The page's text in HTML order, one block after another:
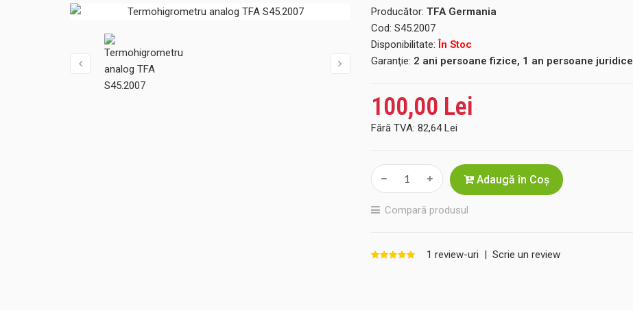
Producător: TFA Germania
Cod: S45.2007
Disponibilitate: În Stoc
Garanţie: 2 ani persoane fizice, 1 an persoane juridice
100,00 Lei
Fără TVA: 82,64 Lei
Adaugă în Coş
Compară produsul
1 review-uri | Scrie un review